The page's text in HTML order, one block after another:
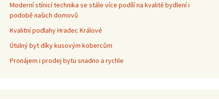
Moderní stínicí technika se stále více podílí na kvalitě bydlení i
podobě našich domovů
Kvalitní podlahy Hradec Králové
Útulný byt díky kusovým kobercům
Pronájem i prodej bytu snadno a rychle